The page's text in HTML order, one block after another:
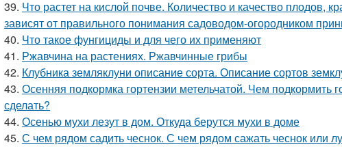
39. Что растет на кислой почве. Количество и качество плодов,
зависят от правильного понимания садоводом-огородником
40. Что такое фунгициды и для чего их применяют
41. Ржавчина на растениях. Ржавчинные грибы
42. Клубника земляклуни описание сорта. Описание сортов
43. Осенняя подкормка гортензии метельчатой. Чем подкормить
сделать?
44. Осенью мухи лезут в дом. Откуда берутся мухи в доме
45. С чем рядом садить чеснок. С чем рядом сажать чеснок или